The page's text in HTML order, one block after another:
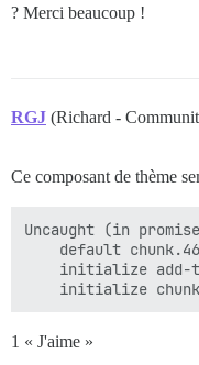
? Merci beaucoup !
RGJ (Richard -
Ce composant de thème
Uncaught (in
default
initialize add-
1 « J'aime »